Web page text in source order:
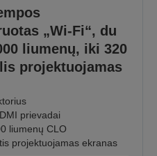
„Wi-Fi“, du
liumenų, iki 320
projektuojamas
prievadai
liumenų CLO
projektuojamas ekranas